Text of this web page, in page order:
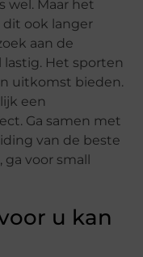
wel. Maar het
ook langer
aan de
lastig. Het sporten
uitkomst bieden.
een
Ga samen met
van de beste
voor small
u kan